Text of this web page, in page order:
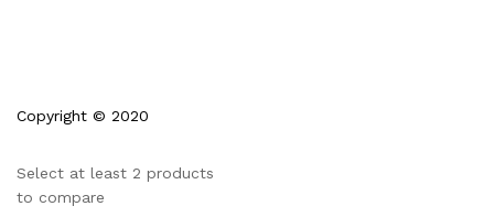
Copyright © 2020
Select at least 2 products
to compare